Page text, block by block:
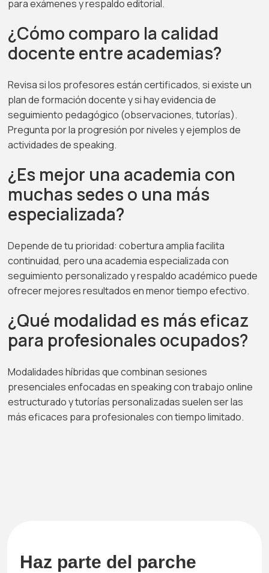
para exámenes y respaldo editorial.
¿Cómo comparo la calidad
docente entre academias?
Revisa si los profesores están certificados, si existe un
plan de formación docente y si hay evidencia de
seguimiento pedagógico (observaciones, tutorías).
Pregunta por la progresión por niveles y ejemplos de
actividades de speaking.
¿Es mejor una academia con
muchas sedes o una más
especializada?
Depende de tu prioridad: cobertura amplia facilita
continuidad, pero una academia especializada con
seguimiento personalizado y respaldo académico puede
ofrecer mejores resultados en menor tiempo efectivo.
¿Qué modalidad es más eficaz
para profesionales ocupados?
Modalidades híbridas que combinan sesiones
presenciales enfocadas en speaking con trabajo online
estructurado y tutorías personalizadas suelen ser las
más eficaces para profesionales con tiempo limitado.
Haz parte del parche